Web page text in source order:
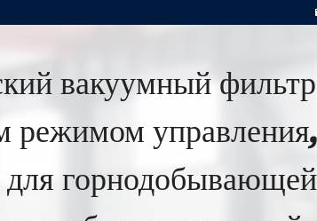
вакуумный
режимом управления,
для горнодобывающей